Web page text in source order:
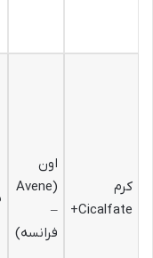
کرم
Cicalfate+
اون
(Avene
–
فرانسه)